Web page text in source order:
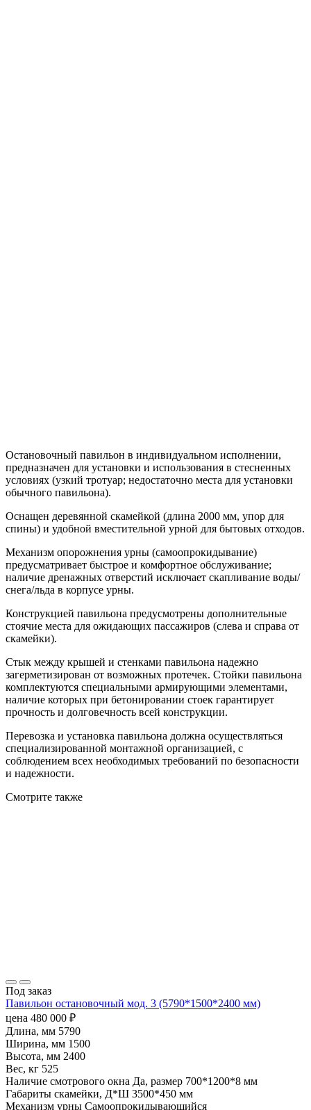
Остановочный павильон в индивидуальном исполнении,
предназначен для установки и использования в стесненных
условиях (узкий тротуар; недостаточно места для установки
обычного павильона).
Оснащен деревянной скамейкой (длина 2000 мм, упор для
спины) и удобной вместительной урной для бытовых отходов.
Механизм опорожнения урны (самоопрокидывание)
предусматривает быстрое и комфортное обслуживание;
наличие дренажных отверстий исключает скапливание воды/
снега/льда в корпусе урны.
Конструкцией павильона предусмотрены дополнительные
стоячие места для ожидающих пассажиров (слева и справа от
скамейки).
Стык между крышей и стенками павильона надежно
загерметизирован от возможных протечек. Стойки павильона
комплектуются специальными армирующими элементами,
наличие которых при бетонировании стоек гарантирует
прочность и долговечность всей конструкции.
Перевозка и установка павильона должна осуществляться
специализированной монтажной организацией, с
соблюдением всех необходимых требований по безопасности
и надежности.
Смотрите также
Под заказ
Павильон остановочный мод. 3 (5790*1500*2400 мм)
цена 480 000 ₽
Длина, мм 5790
Ширина, мм 1500
Высота, мм 2400
Вес, кг 525
Наличие смотрового окна Да, размер 700*1200*8 мм
Габариты скамейки, Д*Ш 3500*450 мм
Механизм урны Самоопрокидывающийся